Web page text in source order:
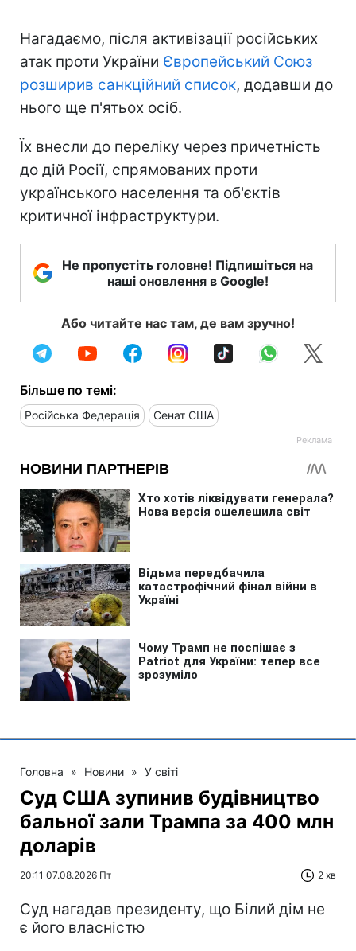
Нагадаємо, після активізації російських
атак проти України Європейський Союз
розширив санкційний список, додавши до
нього ще п'ятьох осіб.
Їх внесли до переліку через причетність
до дій Росії, спрямованих проти
українського населення та об'єктів
критичної інфраструктури.
Не пропустіть головне! Підпишіться на
наші оновлення в Google!
Або читайте нас там, де вам зручно!
Більше по темі:
Російська Федерація Сенат США
Головна » Новини » У світі
Суд США зупинив будівництво
бальної зали Трампа за 400 млн
доларів
20:11 07.08.2026 Пт 2 хв
Суд нагадав президенту, що Білий дім не
є його власністю